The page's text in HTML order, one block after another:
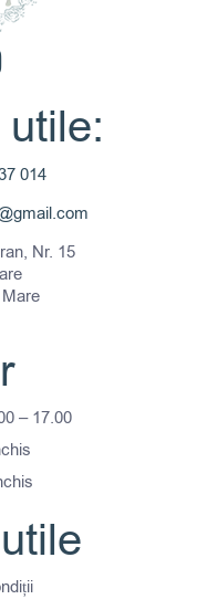
014
Nr. 15
– 17.00